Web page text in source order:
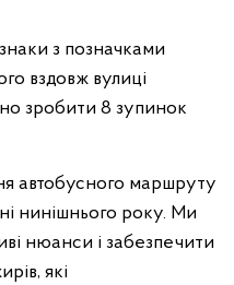
з позначками
вздовж вулиці
зробити 8 зупинок
автобусного маршруту
нинішнього року. Ми
нюанси і забезпечити
які